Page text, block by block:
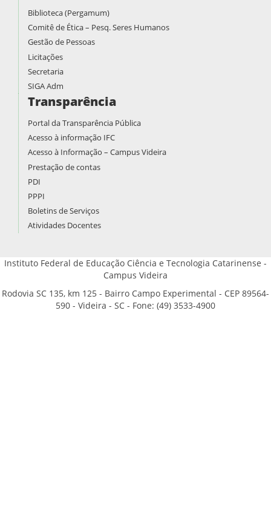
Biblioteca (Pergamum)
Comitê de Ética – Pesq. Seres Humanos
Gestão de Pessoas
Licitações
Secretaria
SIGA Adm
Transparência
Portal da Transparência Pública
Acesso à informação IFC
Acesso à Informação – Campus Videira
Prestação de contas
PDI
PPPI
Boletins de Serviços
Atividades Docentes
Instituto Federal de Educação Ciência e Tecnologia Catarinense -
Campus Videira
Rodovia SC 135, km 125 - Bairro Campo Experimental - CEP 89564-
590 - Videira - SC - Fone: (49) 3533-4900